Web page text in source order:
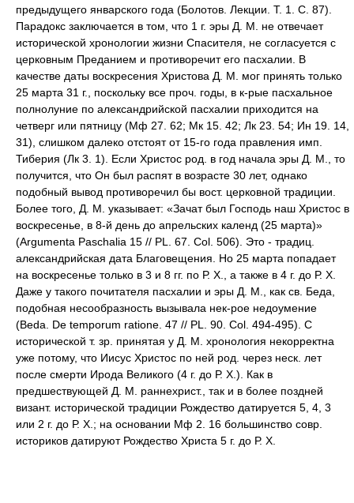
предыдущего январского года (Болотов. Лекции. Т. 1. С. 87).
Парадокс заключается в том, что 1 г. эры Д. М. не отвечает
исторической хронологии жизни Спасителя, не согласуется с
церковным Преданием и противоречит его пасхалии. В
качестве даты воскресения Христова Д. М. мог принять только
25 марта 31 г., поскольку все проч. годы, в к-рые пасхальное
полнолуние по александрийской пасхалии приходится на
четверг или пятницу (Мф 27. 62; Мк 15. 42; Лк 23. 54; Ин 19. 14,
31), слишком далеко отстоят от 15-го года правления имп.
Тиберия (Лк 3. 1). Если Христос род. в год начала эры Д. М., то
получится, что Он был распят в возрасте 30 лет, однако
подобный вывод противоречил бы вост. церковной традиции.
Более того, Д. М. указывает: «Зачат был Господь наш Христос в
воскресенье, в 8-й день до апрельских календ (25 марта)»
(Argumenta Paschalia 15 // PL. 67. Col. 506). Это - традиц.
александрийская дата Благовещения. Но 25 марта попадает
на воскресенье только в 3 и 8 гг. по Р. Х., а также в 4 г. до Р. Х.
Даже у такого почитателя пасхалии и эры Д. М., как св. Беда,
подобная несообразность вызывала нек-рое недоумение
(Beda. De temporum ratione. 47 // PL. 90. Col. 494-495). С
исторической т. зр. принятая у Д. М. хронология некорректна
уже потому, что Иисус Христос по ней род. через неск. лет
после смерти Ирода Великого (4 г. до Р. Х.). Как в
предшествующей Д. М. раннехрист., так и в более поздней
визант. исторической традиции Рождество датируется 5, 4, 3
или 2 г. до Р. Х.; на основании Мф 2. 16 большинство совр.
историков датируют Рождество Христа 5 г. до Р. Х.